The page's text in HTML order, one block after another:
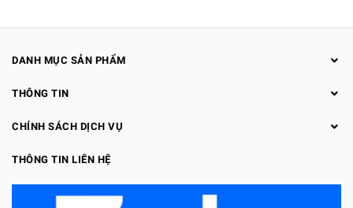
DANH MỤC SẢN PHẨM
THÔNG TIN
CHÍNH SÁCH DỊCH VỤ
THÔNG TIN LIÊN HỆ